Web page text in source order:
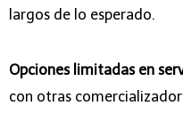
largos de lo esperado.
Opciones limitadas en
con otras